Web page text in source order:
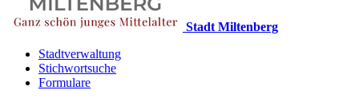
Stadt Miltenberg
Stadtverwaltung
Stichwortsuche
Formulare